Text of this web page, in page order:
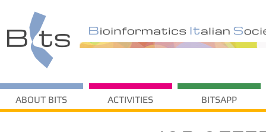
ABOUT BITS ACTIVITIES BITSAPP